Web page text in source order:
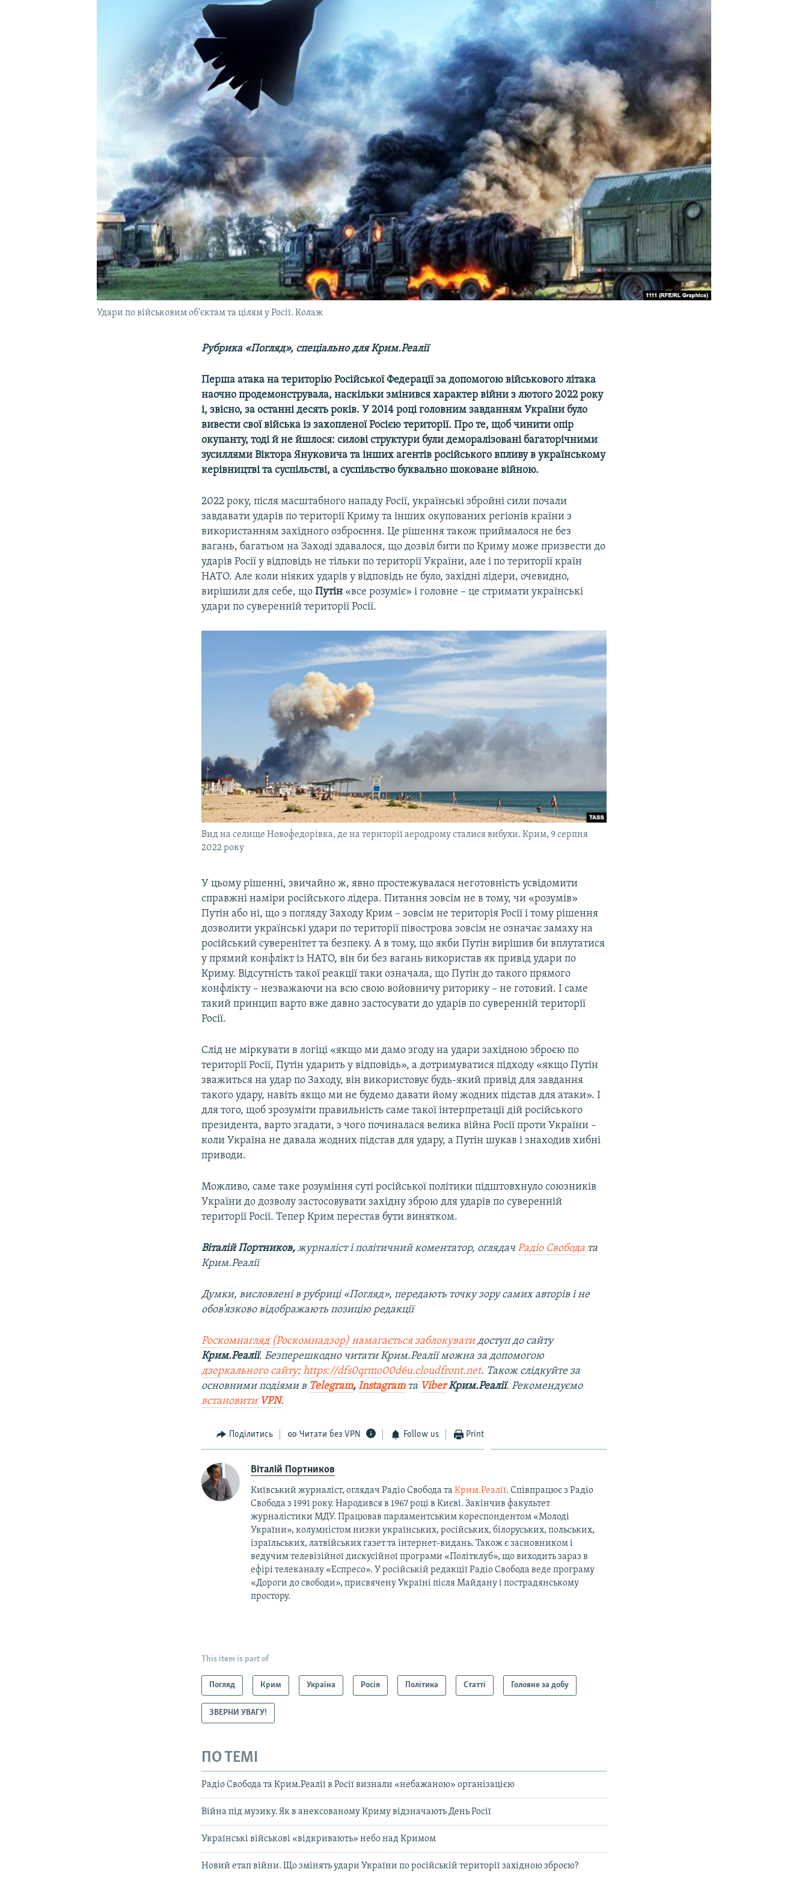
Удари по військовим об'єктам та цілям у Росії. Колаж
Рубрика «Погляд», спеціально для Крим.Реалії
Перша атака на територію Російської Федерації за допомогою військового літака
наочно продемонструвала, наскільки змінився характер війни з лютого 2022 року
і, звісно, за останні десять років. У 2014 році головним завданням України було
вивести свої війська із захопленої Росією території. Про те, щоб чинити опір
окупанту, тоді й не йшлося: силові структури були деморалізовані багаторічними
зусиллями Віктора Януковича та інших агентів російського впливу в українському
керівництві та суспільстві, а суспільство буквально шоковане війною.
2022 року, після масштабного нападу Росії, українські збройні сили почали
завдавати ударів по території Криму та інших окупованих регіонів країни з
використанням західного озброєння. Це рішення також приймалося не без
вагань, багатьом на Заході здавалося, що дозвіл бити по Криму може призвести до
ударів Росії у відповідь не тільки по території України, але і по території країн
НАТО. Але коли ніяких ударів у відповідь не було, західні лідери, очевидно,
вирішили для себе, щоПутін «все розуміє» і головне – це стримати українські
удари по суверенній території Росії.
Вид на селище Новофедорівка, де на території аеродрому сталися вибухи. Крим, 9 серпня
2022 року
У цьому рішенні, звичайно ж, явно простежувалася неготовність усвідомити
справжні наміри російського лідера. Питання зовсім не в тому, чи «розумів»
Путін або ні, що з погляду Заходу Крим – зовсім не територія Росії і тому рішення
дозволити українські удари по території півострова зовсім не означає замаху на
російський суверенітет та безпеку. А в тому, що якби Путін вирішив би вплутатися
у прямий конфлікт із НАТО, він би без вагань використав як привід удари по
Криму. Відсутність такої реакції таки означала, що Путін до такого прямого
конфлікту – незважаючи на всю свою войовничу риторику – не готовий. І саме
такий принцип варто вже давно застосувати до ударів по суверенній території
Росії.
Слід не міркувати в логіці «якщо ми дамо згоду на удари західною зброєю по
території Росії, Путін ударить у відповідь», а дотримуватися підходу «якщо Путін
зважиться на удар по Заходу, він використовує будь-який привід для завдання
такого удару, навіть якщо ми не будемо давати йому жодних підстав для атаки». І
для того, щоб зрозуміти правильність саме такої інтерпретації дій російського
президента, варто згадати, з чого починалася велика війна Росії проти України –
коли Україна не давала жодних підстав для удару, а Путін шукав і знаходив хибні
приводи.
Можливо, саме таке розуміння суті російської політики підштовхнуло союзників
України до дозволу застосовувати західну зброю для ударів по суверенній
території Росії. Тепер Крим перестав бути винятком.
Віталій Портников, журналіст і політичний коментатор, оглядачРадіо Свобода та
Крим.Реалії
Думки, висловлені в рубриці «Погляд», передають точку зору самих авторів і не
обов’язково відображають позицію редакції
Роскомнагляд (Роскомнадзор) намагається заблокуватидоступ до сайту
Крим.Реалії. Безперешкодно читати Крим.Реалії можна за допомогою
дзеркального сайту:https://dfs0qrmo00d6u.cloudfront.net. Також слідкуйте за
основними подіями в Telegram,Instagramта ViberКрим.Реалії. Рекомендуємо
встановити VPN.
Поділитись Читати без VPN Follow us Print
Віталій Портников
Київський журналіст, оглядач Радіо Свобода таКрим.Реалії. Співпрацює з Радіо
Свобода з 1991 року. Народився в 1967 році в Києві. Закінчив факультет
журналістики МДУ. Працював парламентським кореспондентом «Молоді
України», колумністом низки українських, російських, білоруських, польських,
ізраїльських, латвійських газет та інтернет-видань. Також є засновником і
ведучим телевізійної дискусійної програми «Політклуб», що виходить зараз в
ефірі телеканалу «Еспресо». У російській редакції Радіо Свобода веде програму
«Дороги до свободи», присвячену Україні після Майдану і пострадянському
простору.
This item is part of
Погляд Крим Україна Росія Політика Статті Головне за добу
ЗВЕРНИ УВАГУ!
ПО ТЕМІ
Радіо Свобода та Крим.Реалії в Росії визнали «небажаною» організацією
Війна під музику. Як в анексованому Криму відзначають День Росії
Українські військові «відкривають» небо над Кримом
Новий етап війни. Що змінять удари України по російській території західною зброєю?